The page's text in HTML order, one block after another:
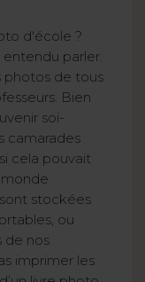
d'école ?
parler.
photos de tous
Bien
soi-
camarades
cela pouvait
stockées
ou
de nos
imprimer les